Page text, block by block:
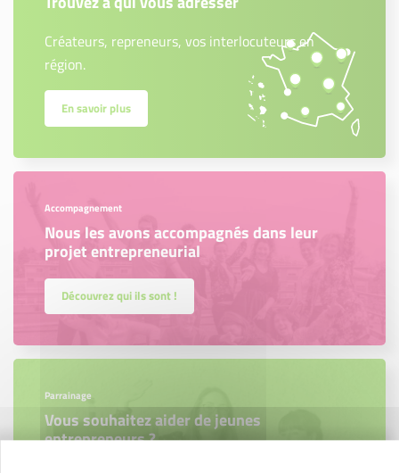
Créateurs, repreneurs, vos interlocuteurs en
région.
En savoir plus
Accompagnement
Nous les avons accompagnés dans leur
projet entrepreneurial
Découvrez qui ils sont !
Parrainage
Vous souhaitez aider de jeunes
entrepreneurs ?